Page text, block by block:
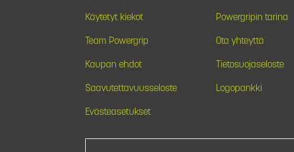
Käytetyt kiekot Powergripin tarina
Team Powergrip Ota yhteyttä
Kaupan ehdot Tietosuojaseloste
Saavutettavuusseloste Logopankki
Evästeasetukset